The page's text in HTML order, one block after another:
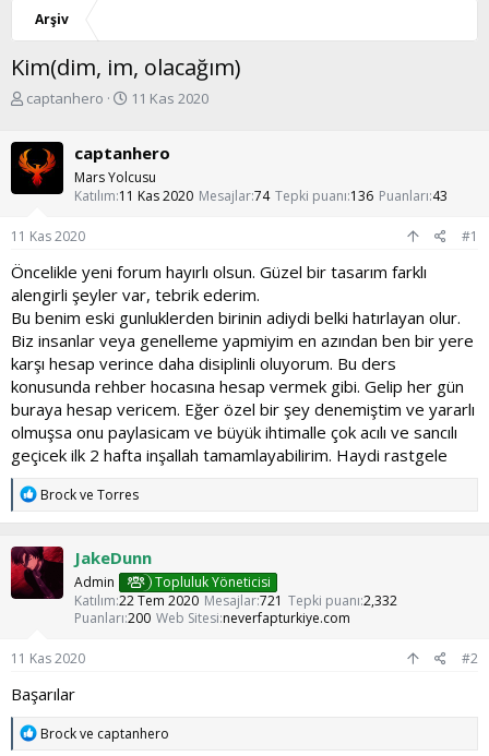
Arşiv
Kim(dim, im, olacağım)
K
u
y
u
a
l
a
t
n
captanhero
B
l
a
n
t
a
r
h
11 Kas 2020
captanhero
Mars Yolcusu
Katılım 11 Kas 2020 Mesajlar74 Tepki puanı 136 Puanları 43
11 Kas 2020 #1
Öncelikle yeni forum hayırlı olsun. Güzel bir tasarım farklı
alengirli şeyler var, tebrik ederim.
Bu benim eski gunluklerden birinin adiydi belki hatırlayan olur.
Biz insanlar veya genelleme yapmiyim en azından ben bir yere
karşı hesap verince daha disiplinli oluyorum. Bu ders
konusunda rehber hocasına hesap vermek gibi. Gelip her gün
buraya hesap vericem. Eğer özel bir şey denemiştim ve yararlı
olmuşsa onu paylasicam ve büyük ihtimalle çok acılı ve sancılı
geçicek ilk 2 hafta inşallah tamamlayabilirim. Haydi rastgele
T
p
k
i
l
e
Brockve Torres
JakeDunn
Admin
Topluluk Yöneticisi
Katılım 22 Tem 2020 Mesajlar721 Tepki puanı 2,332
Puanları 200 Web Sitesi neverfapturkiye.com
11 Kas 2020 #2
Başarılar
T
Brockve captanhero